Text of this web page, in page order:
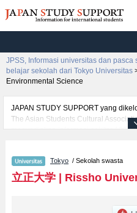
JPSS, Informasi universitas dan pasca
belajar sekolah dari Tokyo Universitas
Environmental Science
JAPAN STUDY SUPPORT yang
The Asian Students Cultural
menyediakan informasi sekitar 1300
per fakultas seperti Fakultas Buddhist
LettersatauFakultas
AdministrationatauFakultas
Science, serta berbagai informasi
Tokyo / Sekolah swasta
立正大学| Rissho